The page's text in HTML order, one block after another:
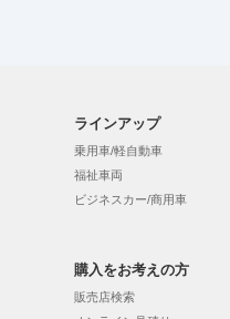
ラインアップ
乗用車/軽自動車
福祉車両
ビジネスカー/商用車
購入をお考えの方
販売店検索